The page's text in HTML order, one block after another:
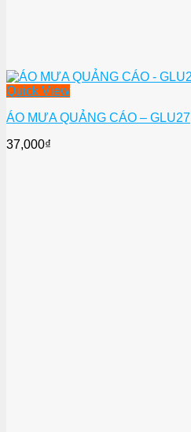
Quick View
ÁO MƯA QUẢNG CÁO – GLU27
37,000₫